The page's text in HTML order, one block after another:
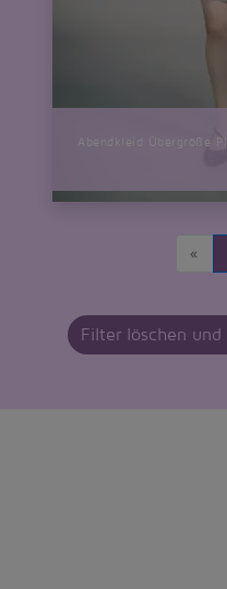
Abendkleid Übergröße
«
Filter löschen